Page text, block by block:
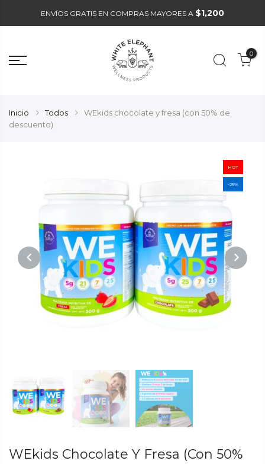
ENVÍOS GRATIS EN COMPRAS MAYORES A $1,200
0
Inicio Todos
WEkids chocolate y fresa (con 50% de
descuento)
HOT
-25%
PREVIOUS NEXT
WEkids Chocolate Y Fresa (con 50%